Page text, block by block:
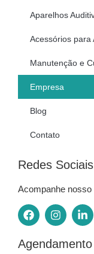
Aparelhos
Acessórios para
Manutenção e
Empresa
Blog
Contato
Redes Sociais
Acompanhe
Agendamento